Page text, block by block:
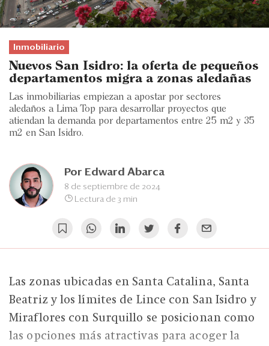
Management
Economía y Finanzas
Legal y Política
Eventos
Blogs
Edición Impresa
Inmobiliario
Nuevos San Isidro: la oferta de pequeños
departamentos migra a zonas aledañas
Las inmobiliarias empiezan a apostar por sectores
aledaños a Lima Top para desarrollar proyectos que
atiendan la demanda por departamentos entre 25 m2 y 35
m2 en San Isidro.
Por Edward Abarca
8 de septiembre de 2024
Lectura de 3 min
Las zonas ubicadas en Santa Catalina, Santa
Beatriz y los límites de Lince con San Isidro y
Miraflores con Surquillo se posicionan como
las opciones más atractivas para acoger la